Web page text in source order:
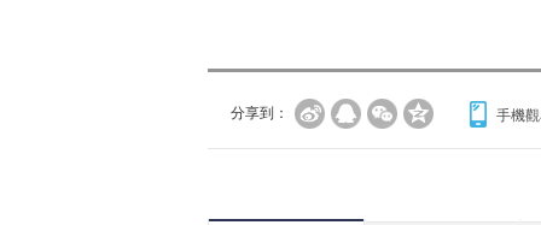
分享到： 手機